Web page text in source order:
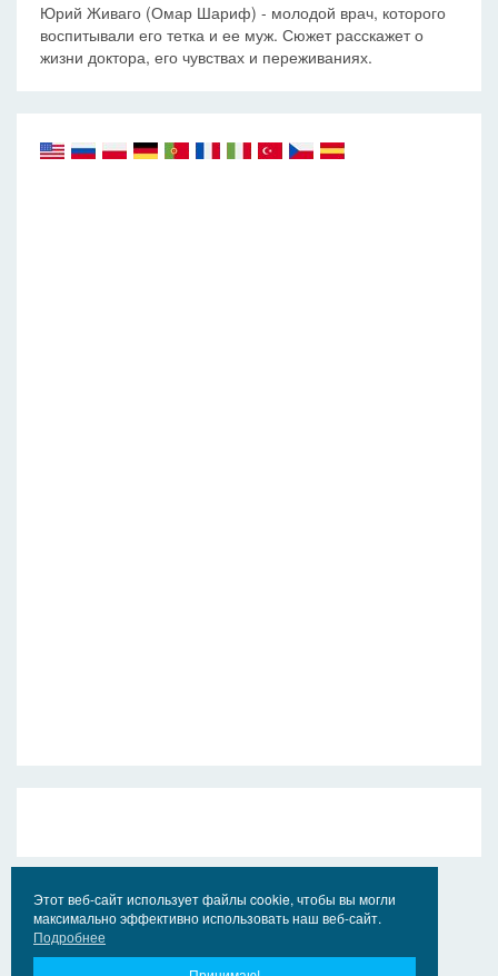
Юрий Живаго (Омар Шариф) - молодой врач, которого
воспитывали его тетка и ее муж. Сюжет расскажет о
жизни доктора, его чувствах и переживаниях.
Этот веб-сайт использует файлы cookie, чтобы вы могли
максимально эффективно использовать наш веб-сайт.
Подробнее